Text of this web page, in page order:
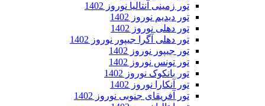
تور زمینی آنتالیا نوروز 1402
تور دیدیم نوروز 1402
تور دهلی نوروز 1402
تور دهلی آگرا جیپور نوروز 1402
تور جیپور نوروز 1402
تور تونس نوروز 1402
تور بانکوک نوروز 1402
تور آنکارا نوروز 1402
تور آفریقای جنوبی نوروز 1402